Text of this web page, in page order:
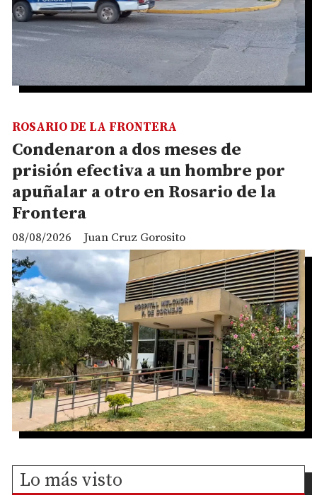
Condenaron a dos meses de
prisión efectiva a un hombre por
apuñalar a otro en Rosario de la
Frontera
Juan Cruz Gorosito
ROSARIO DE LA FRONTERA
08/08/2026
Lo más visto